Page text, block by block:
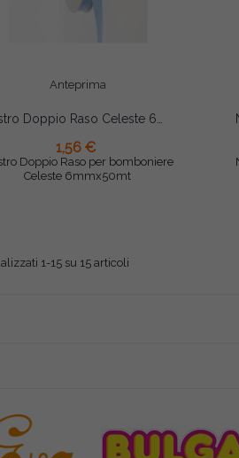
Anteprima
1,56 €
Doppio Raso per bomboniere
Celeste 6mmx50mt
AGGIUNGI AL CARRELLO
1-15 su 15 articoli